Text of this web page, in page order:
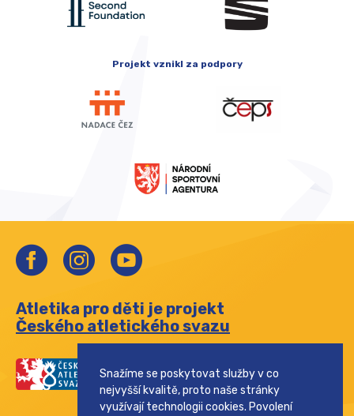
Projekt vznikl za podpory
Atletika pro děti je projekt
Českého atletického svazu
Snažíme se poskytovat služby v co
nejvyšší kvalitě, proto naše stránky
využívají technologii cookies. Povolení